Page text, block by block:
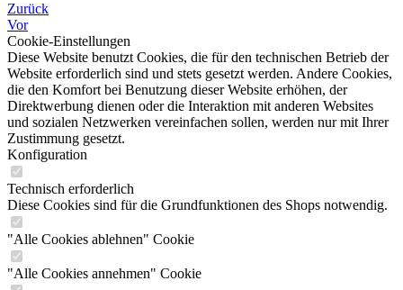
Zurück
Vor
Cookie-Einstellungen
Diese Website benutzt Cookies, die für den technischen Betrieb der
Website erforderlich sind und stets gesetzt werden. Andere Cookies,
die den Komfort bei Benutzung dieser Website erhöhen, der
Direktwerbung dienen oder die Interaktion mit anderen Websites
und sozialen Netzwerken vereinfachen sollen, werden nur mit Ihrer
Zustimmung gesetzt.
Konfiguration
Technisch erforderlich
Diese Cookies sind für die Grundfunktionen des Shops notwendig.
"Alle Cookies ablehnen" Cookie
"Alle Cookies annehmen" Cookie